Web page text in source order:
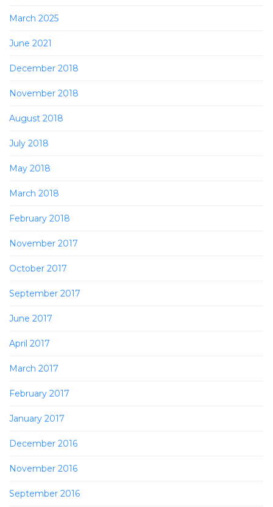
March 2025
June 2021
December 2018
November 2018
August 2018
July 2018
May 2018
March 2018
February 2018
November 2017
October 2017
September 2017
June 2017
April 2017
March 2017
February 2017
January 2017
December 2016
November 2016
September 2016